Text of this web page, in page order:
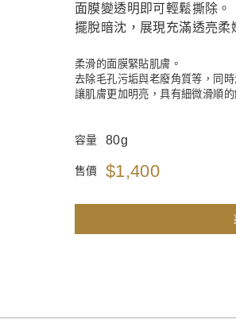
面膜變透明即可輕鬆撕除。
擺脫暗沈，展現充滿透亮柔
柔滑的面膜緊貼肌膚。
去除毛孔污垢與老廢角質等，同時
讓肌膚更加明亮，具有細微滑順的
容量 80g
售價 $1,400